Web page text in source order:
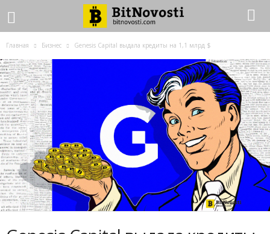
Главная Бизнес Genesis Capital выдала кредиты на 1,1 млрд $